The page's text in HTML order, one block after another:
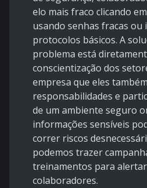
elo mais fraco clicando
usando senhas fracas ou
protocolos básicos. A
problema está
conscientização dos
empresa que eles
responsabilidades e
de um ambiente seguro
informações sensíveis
correr riscos
podemos trazer
treinamentos para
colaboradores.